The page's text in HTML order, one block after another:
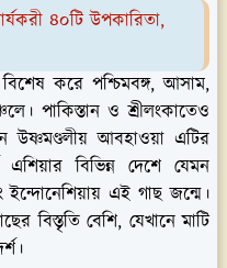
৪০টি উপকারিতা,
করে পশ্চিমবঙ্গ, আসাম,
পাকিস্তান ও শ্রীলংকাতেও
উষ্ণমণ্ডলীয় আবহাওয়া এটির
বিভিন্ন দেশে যেমন
ইন্দোনেশিয়ায় এই গাছ জন্মে।
বিস্তৃতি বেশি, যেখানে মাটি